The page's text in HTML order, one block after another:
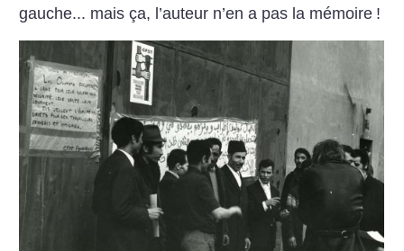
gauche... mais ça, l’auteur n’en a pas la mémoire !